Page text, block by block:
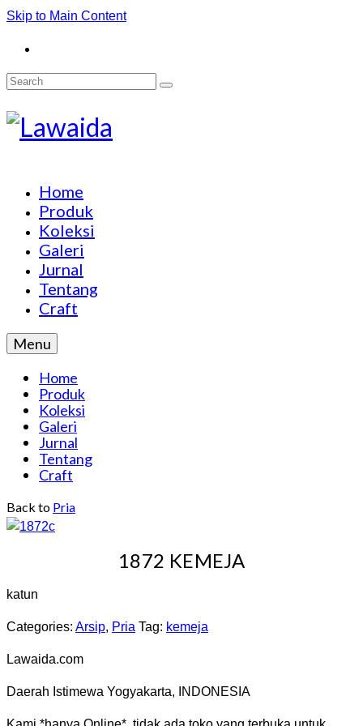
Skip to Main Content
Search
Home
Produk
Koleksi
Galeri
Jurnal
Tentang
Craft
Menu
Home
Produk
Koleksi
Galeri
Jurnal
Tentang
Craft
Back to Pria
1872 KEMEJA
katun
Categories: Arsip, Pria Tag: kemeja
Lawaida.com
Daerah Istimewa Yogyakarta, INDONESIA